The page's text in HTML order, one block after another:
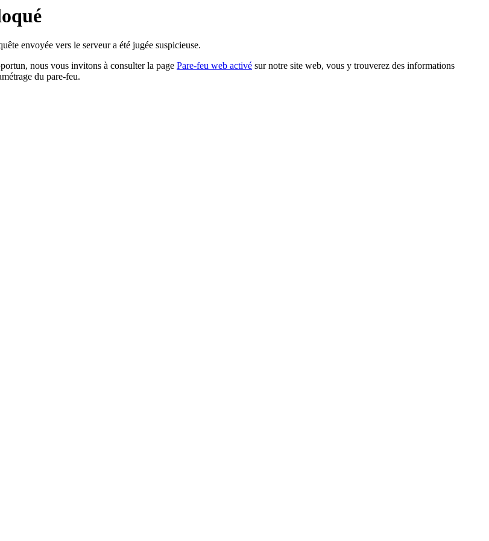
envoyée vers le serveur a été jugée suspicieuse.
nous vous invitons à consulter la page Pare-feu web activé sur notre site web, vous y trouverez des informations
du pare-feu.